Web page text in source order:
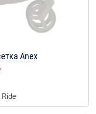
Anex